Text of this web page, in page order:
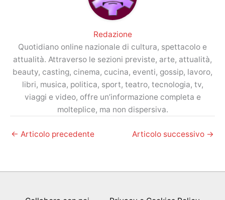
Redazione
Quotidiano online nazionale di cultura, spettacolo e
attualità. Attraverso le sezioni previste, arte, attualità,
beauty, casting, cinema, cucina, eventi, gossip, lavoro,
libri, musica, politica, sport, teatro, tecnologia, tv,
viaggi e video, offre un’informazione completa e
molteplice, ma non dispersiva.
← Articolo precedente Articolo successivo →